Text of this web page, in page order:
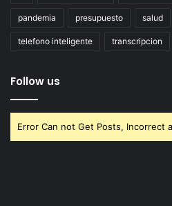
pandemia presupuesto salud
telefono inteligente transcripcion
Follow us
Error Can not Get Posts, Incorrect